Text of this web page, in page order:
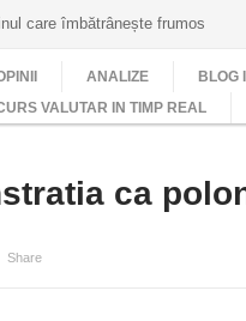
care îmbătrânește frumos
ANALIZE BLOG
VALUTAR IN TIMP REAL
ca
Share